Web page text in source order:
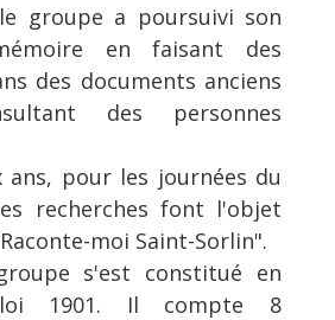
groupe a poursuivi son
en faisant des
des documents anciens
des personnes
ans, pour les journées du
recherches font l'objet
moi Saint-Sorlin".
s'est constitué en
loi 1901. Il compte 8